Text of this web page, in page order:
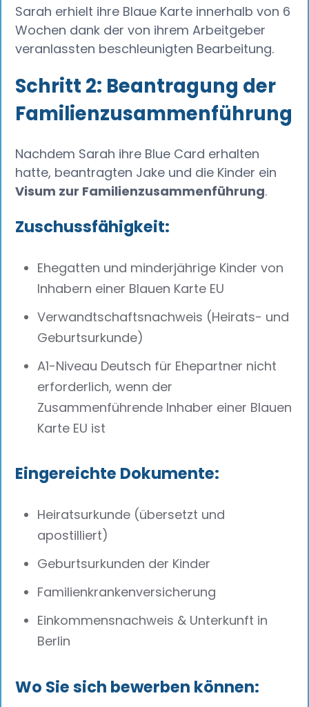
Sarah erhielt ihre Blaue Karte innerhalb von 6
Wochen dank der von ihrem Arbeitgeber
veranlassten beschleunigten Bearbeitung.
Schritt 2: Beantragung der
Familienzusammenführung
Nachdem Sarah ihre Blue Card erhalten
hatte, beantragten Jake und die Kinder ein
Visum zur Familienzusammenführung.
Zuschussfähigkeit:
Ehegatten und minderjährige Kinder von
Inhabern einer Blauen Karte EU
Verwandtschaftsnachweis (Heirats- und
Geburtsurkunde)
A1-Niveau Deutsch für Ehepartner nicht
erforderlich, wenn der
Zusammenführende Inhaber einer Blauen
Karte EU ist
Eingereichte Dokumente:
Heiratsurkunde (übersetzt und
apostilliert)
Geburtsurkunden der Kinder
Familienkrankenversicherung
Einkommensnachweis & Unterkunft in
Berlin
Wo Sie sich bewerben können: